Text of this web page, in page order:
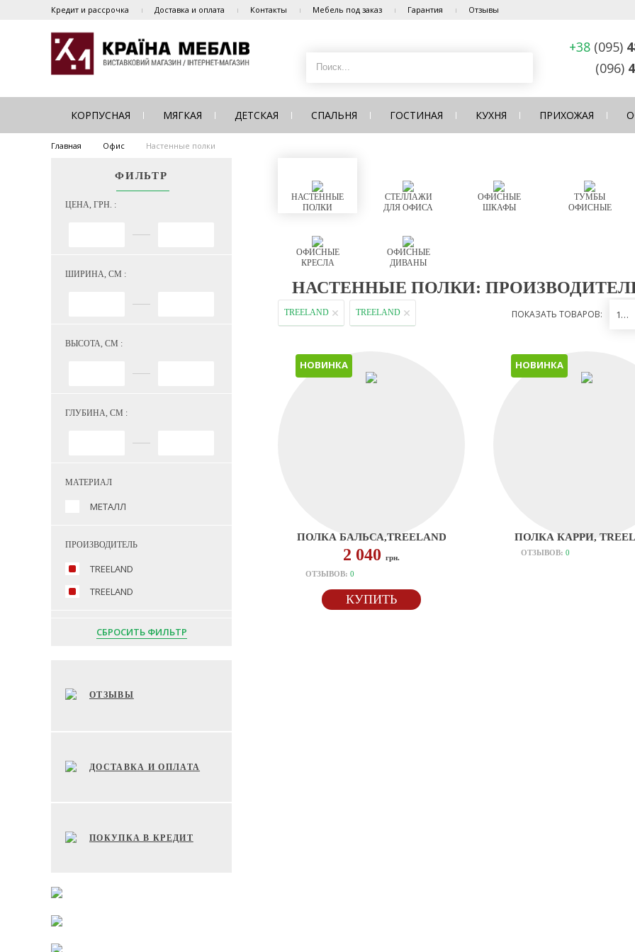
Кредит и рассрочка Доставка и оплата Контакты Мебель под заказ Гарантия Отзывы
+38 (095)
(096)
КОРПУСНАЯ МЯГКАЯ ДЕТСКАЯ СПАЛЬНЯ ГОСТИНАЯ КУХНЯ ПРИХОЖАЯ
Главная Офис Настенные полки
ФИЛЬТР
ЦЕНА, ГРН. :
ШИРИНА, СМ :
ВЫСОТА, СМ :
ГЛУБИНА, СМ :
МАТЕРИАЛ
МЕТАЛЛ
ПРОИЗВОДИТЕЛЬ
TREELAND
TREELAND
СБРОСИТЬ ФИЛЬТР
ОТЗЫВЫ
ДОСТАВКА И ОПЛАТА
ПОКУПКА В КРЕДИТ
НАСТЕННЫЕ
ПОЛКИ
СТЕЛЛАЖИ
ДЛЯ ОФИСА
ОФИСНЫЕ
ШКАФЫ
ТУМБЫ
ОФИСНЫЕ
ОФИСНЫЕ
КРЕСЛА
ОФИСНЫЕ
ДИВАНЫ
НАСТЕННЫЕ ПОЛКИ: ПРОИЗВОДИТЕЛЬ
TREELAND TREELAND ПОКАЗАТЬ ТОВАРОВ: 12
НОВИНКА
ПОЛКА БАЛЬСА,TREELAND
2 040 грн.
ОТЗЫВОВ: 0
КУПИТЬ
НОВИНКА
ПОЛКА КАРРИ,
ОТЗЫВОВ: 0